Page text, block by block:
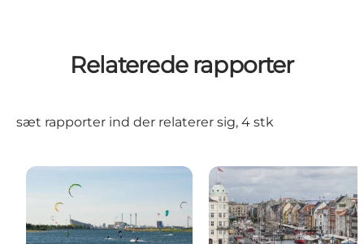
Relaterede rapporter
sæt rapporter ind der relaterer sig, 4 stk